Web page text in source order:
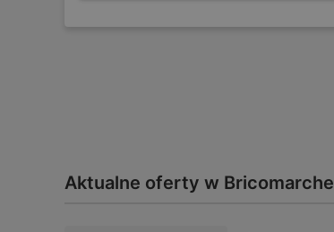
Aktualne oferty w Bricomarche